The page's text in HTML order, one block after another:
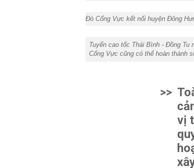
Đò Cống Vực kết nối huyện Đông
Tuyến cao tốc Thái Bình - Đồng
Cống Vực cũng có thể hoàn thành
>>
vị